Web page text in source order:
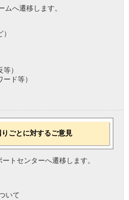
ムへ遷移します。
）
ド等）
ごとに対するご意見
トセンターへ遷移します。
いて